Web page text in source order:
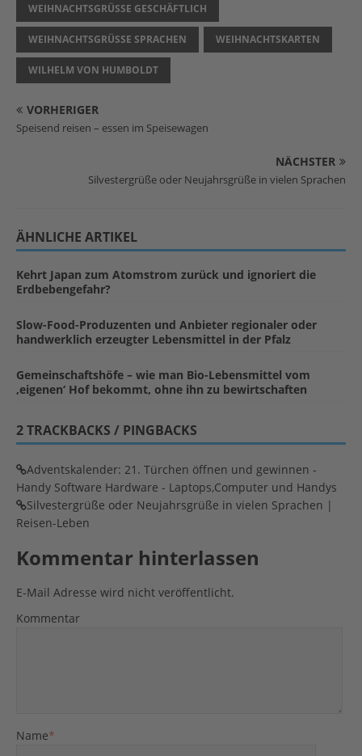
WEIHNACHTSGRÜSSE GESCHÄFTLICH
WEIHNACHTSGRÜSSE SPRACHEN WEIHNACHTSKARTEN
WILHELM VON HUMBOLDT
VORHERIGER
Speisend reisen – essen im Speisewagen
NÄCHSTER
Silvestergrüße oder Neujahrsgrüße in vielen Sprachen
ÄHNLICHE ARTIKEL
Kehrt Japan zum Atomstrom zurück und ignoriert die
Erdbebengefahr?
Slow-Food-Produzenten und Anbieter regionaler oder
handwerklich erzeugter Lebensmittel in der Pfalz
Gemeinschaftshöfe – wie man Bio-Lebensmittel vom
‚eigenen‘ Hof bekommt, ohne ihn zu bewirtschaften
2 TRACKBACKS / PINGBACKS
Adventskalender: 21. Türchen öffnen und gewinnen -
Handy Software Hardware - Laptops,Computer und Handys
Silvestergrüße oder Neujahrsgrüße in vielen Sprachen |
Reisen-Leben
Kommentar hinterlassen
E-Mail Adresse wird nicht veröffentlicht.
Kommentar
Name*